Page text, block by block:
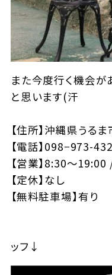
また今度行く機会が
と思います(汗
【住所】沖縄県うる
【電話】098−973-
【営業】8:30〜
【定休】なし
【無料駐車場】有り
↓この記
ッフ↓